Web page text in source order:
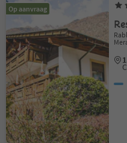
Op aanvraag